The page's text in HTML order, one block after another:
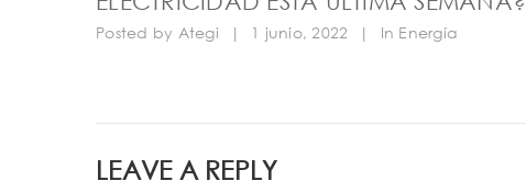
Posted by Ategi | 1 junio, 2022 | In Energía
LEAVE A REPLY